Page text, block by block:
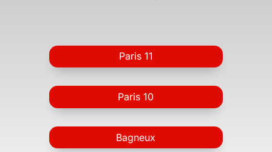
Paris 11
Paris 10
Bagneux